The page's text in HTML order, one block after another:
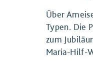
Über
Typen. Die
zum
Maria-Hilf-